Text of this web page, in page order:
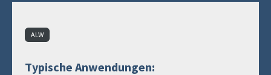
ALW
Typische Anwendungen: